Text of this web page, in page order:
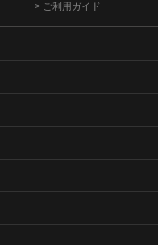
> ご利用ガイド